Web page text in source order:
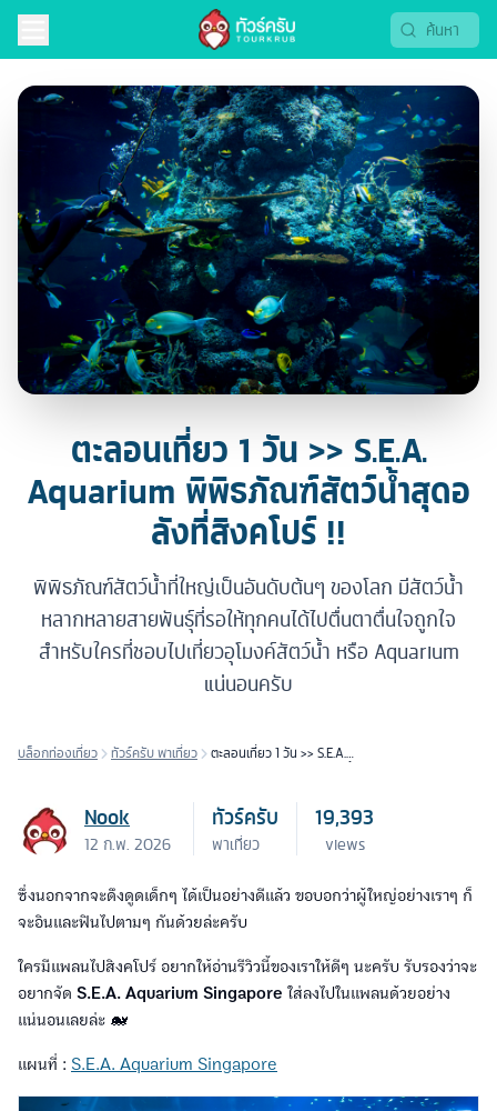
ตะลอนเที่ยว 1 วัน >> S.E.A.
Aquarium พิพิธภัณฑ์สัตว์น้ำสุดอ
ลังที่สิงคโปร์ !!
พิพิธภัณฑ์สัตว์น้ำที่ใหญ่เป็นอันดับต้นๆ ของโลก มีสัตว์น้ำ
หลากหลายสายพันธุ์ที่รอให้ทุกคนได้ไปตื่นตาตื่นใจถูกใจ
สำหรับใครที่ชอบไปเที่ยวอุโมงค์สัตว์น้ำ หรือ Aquarium
แน่นอนครับ
บล็อกท่องเที่ยว ทัวร์ครับ พาเที่ยว
ตะลอนเที่ยว 1 วัน >> S.E.A.
Nook
12 ก.พ. 2026
ทัวร์ครับ
พาเที่ยว
19,393
views
ซึ่งนอกจากจะดึงดูดเด็กๆ ได้เป็นอย่างดีแล้ว ขอบอกว่าผู้ใหญ่อย่างเราๆ ก็
จะอินและฟินไปตามๆ กันด้วยล่ะครับ
ใครมีแพลนไปสิงคโปร์ อยากให้อ่านรีวิวนี้ของเราให้ดีๆ นะครับ รับรองว่าจะ
อยากจัด S.E.A. Aquarium Singapore ใส่ลงไปในแพลนด้วยอย่าง
แน่นอนเลยล่ะ 🐋
แผนที่ : S.E.A. Aquarium Singapore